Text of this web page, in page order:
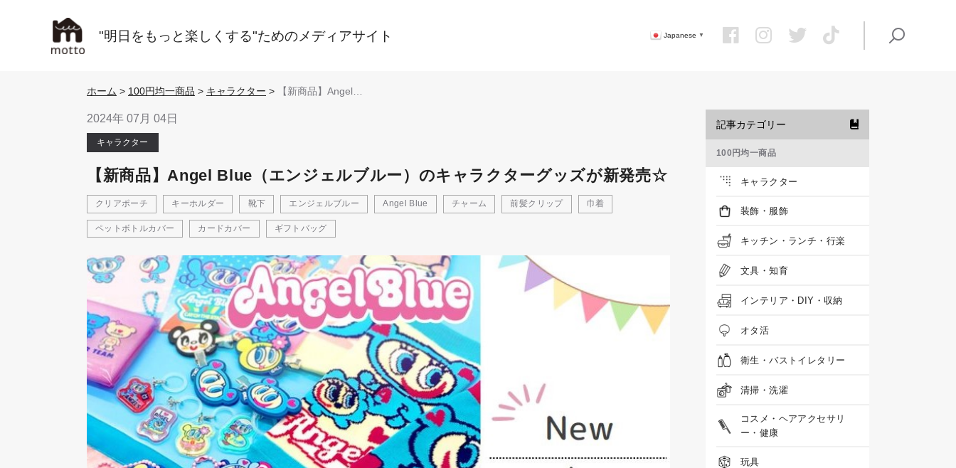
"明日をもっと楽しくする"ためのメディアサイト Japanese ▼
ホーム > 100円均一商品 > キャラクター >
【新商品】Angel
2024年 07月 04日
キャラクター
【新商品】Angel Blue（エンジェルブルー）のキャラクターグッズが新発売☆
クリアポーチ キーホルダー 靴下 エンジェルブルー Angel Blue チャーム 前髪クリップ 巾着
ペットボトルカバー カードカバー ギフトバッグ
記事カテゴリー
100円均一商品
キャラクター
装飾・服飾
キッチン・ランチ・行楽
文具・知育
インテリア・DIY・収納
オタ活
衛生・バストイレタリー
清掃・洗濯
コスメ・ヘアアクセサリ
ー・健康
玩具